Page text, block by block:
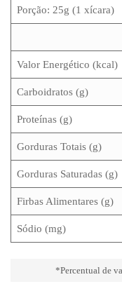
Porção: 25g (1 xícara)
Valor Energético (kcal)
Carboidratos (g)
Proteínas (g)
Gorduras Totais (g)
Gorduras Saturadas (g)
Firbas Alimentares (g)
Sódio (mg)
*Percentual de